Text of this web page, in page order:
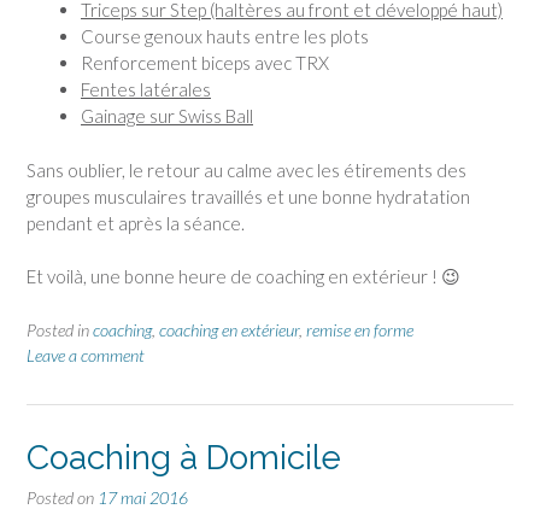
Triceps sur Step (haltères au front et développé haut)
Course genoux hauts entre les plots
Renforcement biceps avec TRX
Fentes latérales
Gainage sur Swiss Ball
Sans oublier, le retour au calme avec les étirements des
groupes musculaires travaillés et une bonne hydratation
pendant et après la séance.
Et voilà, une bonne heure de coaching en extérieur ! 😉
Posted incoaching, coaching en extérieur, remise en forme
Leave a comment
Coaching à Domicile
Posted on 17 mai 2016